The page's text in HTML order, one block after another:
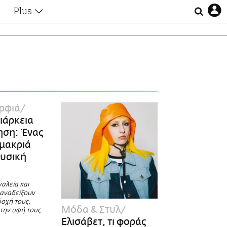
Plus
Οι Αθηναίοι
Απώλειες
Lgbtqi+
Επιλογές
Ένας
και
τους,
υφή τους.
Μόδα & Στυλ
Ελισάβετ, τι φοράς